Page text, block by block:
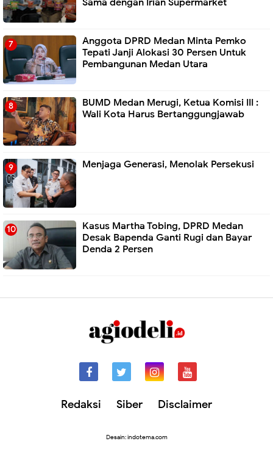
Anggota DPRD Medan Minta Pemko
Tepati Janji Alokasi 30 Persen Untuk
Pembangunan Medan Utara
BUMD Medan Merugi, Ketua Komisi III :
Wali Kota Harus Bertanggungjawab
Menjaga Generasi, Menolak Persekusi
Kasus Martha Tobing, DPRD Medan
Desak Bapenda Ganti Rugi dan Bayar
Denda 2 Persen
Redaksi Siber Disclaimer
Desain: indotema.com